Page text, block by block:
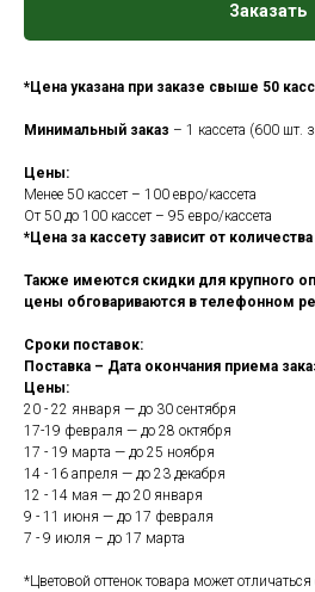
Заказать
*Цена указана при заказе свыше 50
Минимальный заказ – 1 кассета (600 шт.
Цены:
Менее 50 кассет – 100 евро/кассета
От 50 до 100 кассет – 95 евро/кассета
*Цена за кассету зависит от
Также имеются скидки для крупного
цены обговариваются в телефонном
Сроки поставок:
Поставка – Дата окончания приема
Цены:
20 - 22 января — до 30 сентября
17-19 февраля — до 28 октября
17 - 19 марта — до 25 ноября
14 - 16 апреля — до 23 декабря
12 - 14 мая — до 20 января
9 - 11 июня — до 17 февраля
7 - 9 июля – до 17 марта
*Цветовой оттенок товара может отличаться